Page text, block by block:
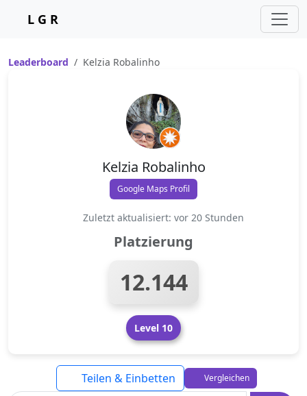
L G R
Leaderboard Kelzia Robalinho
Kelzia Robalinho
Google Maps Profil
Zuletzt aktualisiert: vor 20 Stunden
Platzierung
12.144
Level 10
Teilen & Einbetten Vergleichen